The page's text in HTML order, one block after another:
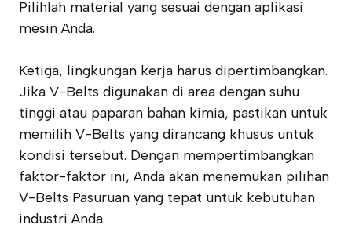
Pilihlah material yang sesuai dengan aplikasi
mesin Anda.
Ketiga, lingkungan kerja harus dipertimbangkan.
Jika V-Belts digunakan di area dengan suhu
tinggi atau paparan bahan kimia, pastikan untuk
memilih V-Belts yang dirancang khusus untuk
kondisi tersebut. Dengan mempertimbangkan
faktor-faktor ini, Anda akan menemukan pilihan
V-Belts Pasuruan yang tepat untuk kebutuhan
industri Anda.